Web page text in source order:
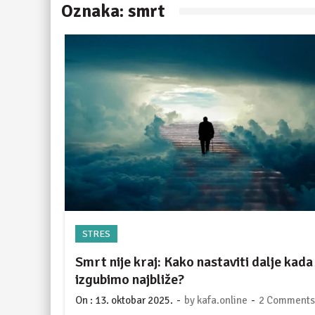
Oznaka: smrt
STRES
Smrt nije kraj: Kako nastaviti dalje kada
izgubimo najbliže?
On : 13. oktobar 2025. - by kafa.online - 2